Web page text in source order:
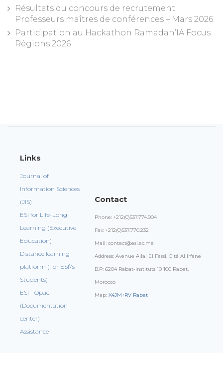
Résultats du concours de recrutement :
Professeurs maîtres de conférences – Mars 2026
Participation au Hackathon Ramadan’IA Focus
Régions 2026
Links
Journal of
Information Sciences
(JIS)
ESI for Life-Long
Learning (Executive
Education)
Distance learning
platform (For ESI\'s
Students)
ESI - Opac
(Documentation
center)
Assistance
Contact
Phone: +212(0)537.774.904
Fax: +212(0)537.770.232
Mail: contact@esi.ac.ma
Address: Avenue Allal El Fassi. Cité Al Irfane
B.P: 6204 Rabat-instituts 10 100 Rabat,
Morocco
Map: X4JM+RV Rabat